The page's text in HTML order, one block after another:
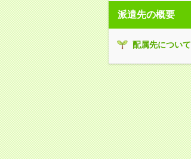
派遣先の概要
配属先について